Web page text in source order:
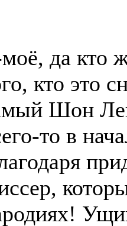
да кто
кто это
Шон
то в